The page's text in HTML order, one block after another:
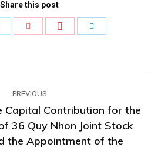
Share this post
PREVIOUS
Previous
Capital Contribution for the
36 Quy Nhon Joint Stock
the Appointment of the